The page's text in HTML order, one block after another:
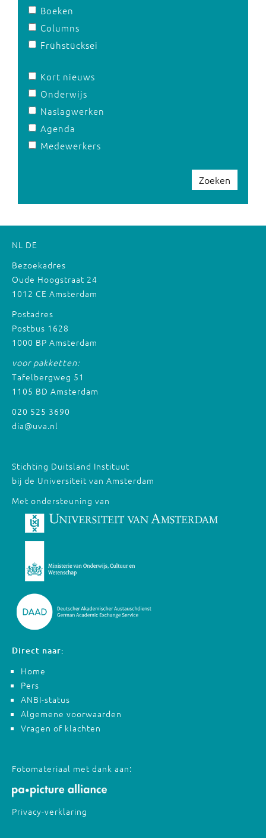
Boeken
Columns
Frühstücksei
Kort nieuws
Onderwijs
Naslagwerken
Agenda
Medewerkers
Zoeken
NL DE
Bezoekadres
Oude Hoogstraat 24
1012 CE Amsterdam
Postadres
Postbus 1628
1000 BP Amsterdam
voor pakketten:
Tafelbergweg 51
1105 BD Amsterdam
020 525 3690
dia@uva.nl
Stichting Duitsland Instituut
bij de Universiteit van Amsterdam
Met ondersteuning van
Direct naar:
Home
Pers
ANBI-status
Algemene voorwaarden
Vragen of klachten
Fotomateriaal met dank aan:
Privacy-verklaring